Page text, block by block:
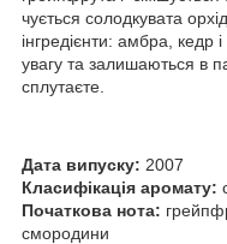
чується солодкувата
інгредієнти: амбра, кедр
увагу та залишаються в
сплутаєте.
Дата випуску: 2007
Класифікація аромату:
Початкова нота:
смородини